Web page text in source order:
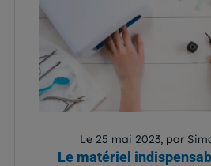
Le 25 mai 2023, par
Le matériel